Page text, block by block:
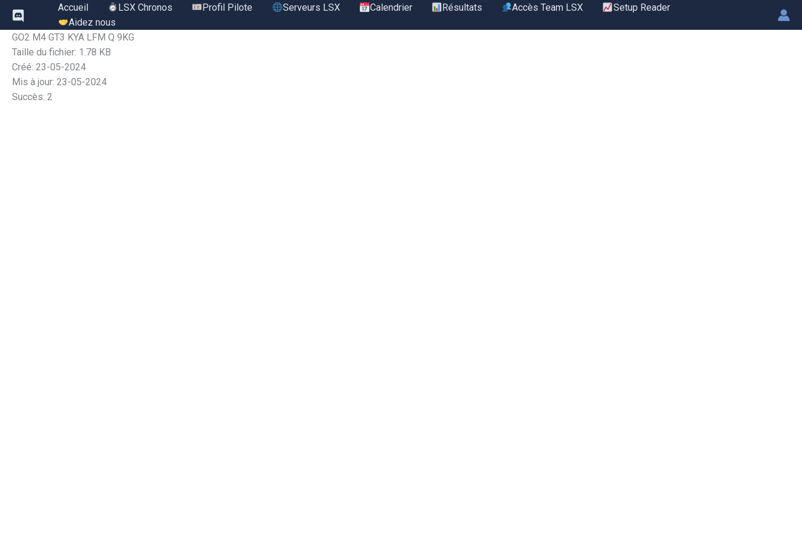
Aller
contenu
Accueil LSX Chronos Profil Pilote Serveurs LSX Calendrier Résultats Accès Team LSX
Setup Reader
Aidez nous
GO2 M4 GT3 KYA LFM Q 9KG
Taille du fichier: 1.78 KB
Créé: 23-05-2024
Mis à jour: 23-05-2024
Succès: 2